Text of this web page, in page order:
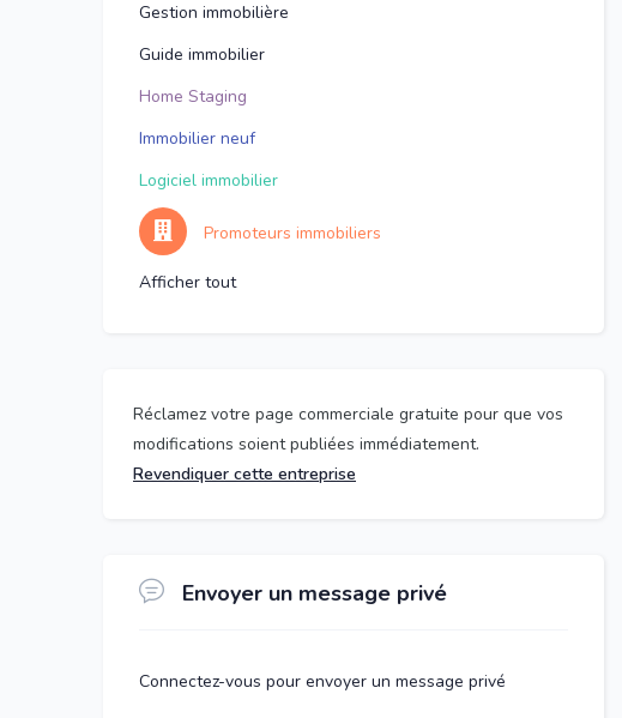
Gestion immobilière
Guide immobilier
Home Staging
Immobilier neuf
Logiciel immobilier
Promoteurs immobiliers
Afficher tout
Réclamez votre page commerciale gratuite pour que vos
modifications soient publiées immédiatement.
Revendiquer cette entreprise
Envoyer un message privé
Connectez-vous pour envoyer un message privé